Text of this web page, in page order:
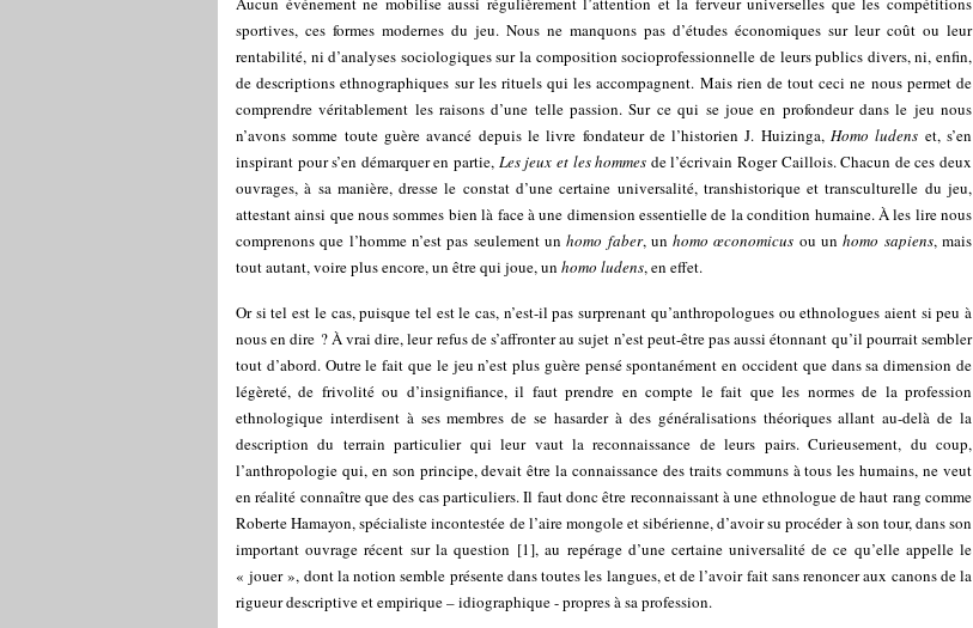
sportives, ces formes modernes du jeu. Nous ne manquons pas d’études économiques sur leur coût ou leur
rentabilité, ni d’analyses sociologiques sur la composition socioprofessionnelle de leurs publics divers, ni, enfin,
de descriptions ethnographiques sur les rituels qui les accompagnent. Mais rien de tout ceci ne nous permet de
comprendre véritablement les raisons d’une telle passion. Sur ce qui se joue en profondeur dans le jeu nous
n’avons somme toute guère avancé depuis le livre fondateur de l’historien J. Huizinga,Homo ludens et, s’en
inspirant pour s’en démarquer en partie, Les jeux et les hommes de l’écrivain Roger Caillois. Chacun de ces deux
ouvrages, à sa manière, dresse le constat d’une certaine universalité, transhistorique et transculturelle du jeu,
attestant ainsi que nous sommes bien là face à une dimension essentielle de la condition humaine. À les lire nous
comprenons que l’homme n’est pas seulement unhomo faber, unhomo œconomicus ou unhomo sapiens, mais
tout autant, voire plus encore, un être qui joue, un homo ludens, en effet.
Or si tel est le cas, puisque tel est le cas, n’est-il pas surprenant qu’anthropologues ou ethnologues aient si peu à
nous en dire ? À vrai dire, leur refus de s’affronter au sujet n’est peut-être pas aussi étonnant qu’il pourrait sembler
tout d’abord. Outre le fait que le jeu n’est plus guère pensé spontanément en occident que dans sa dimension de
légèreté, de frivolité ou d’insignifiance, il faut prendre en compte le fait que les normes de la profession
ethnologique interdisent à ses membres de se hasarder à des généralisations théoriques allant au-delà de la
description du terrain particulier qui leur vaut la reconnaissance de leurs pairs. Curieusement, du coup,
l’anthropologie qui, en son principe, devait être la connaissance des traits communs à tous les humains, ne veut
en réalité connaître que des cas particuliers. Il faut donc être reconnaissant à une ethnologue de haut rang comme
Roberte Hamayon, spécialiste incontestée de l’aire mongole et sibérienne, d’avoir su procéder à son tour, dans son
important ouvrage récent sur la question [1], au repérage d’une certaine universalité de ce qu’elle appelle le
« jouer », dont la notion semble présente dans toutes les langues, et de l’avoir fait sans renoncer aux canons de la
rigueur descriptive et empirique – idiographique - propres à sa profession.